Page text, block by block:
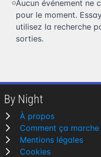
Aucun événement ne
pour le moment.
utilisez la recherche
sorties.
By Night
À propos
Comment ça marche
Mentions légales
Cookies